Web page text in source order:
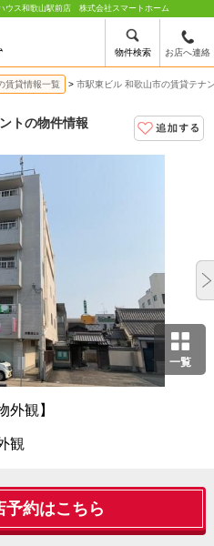
物件検索 お店へ連絡
ウス和歌山駅前店 株式会社スマートホーム
賃貸情報一覧 市駅東ビル 和歌山市の賃貸テナ
トの物件情報
一覧
外観】
観
予約はこちら